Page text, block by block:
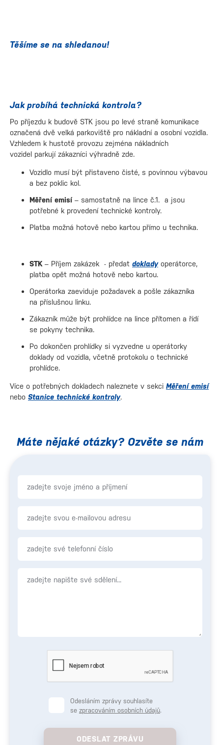
Těšíme se na shledanou!
Jak probíhá technická kontrola?
Po příjezdu k budově STK jsou po levé straně komunikace
označená dvě velká parkoviště pro nákladní a osobní vozidla.
Vzhledem k hustotě provozu zejména nákladních
vozidel parkují zákazníci výhradně zde.
Vozidlo musí být přistaveno čisté, s povinnou výbavou
a bez poklic kol.
Měření emisí– samostatně na lince č.1. a jsou
potřebné k provedení technické kontroly.
Platba možná hotově nebo kartou přímo u technika.
STK – Příjem zakázek - předat dokladyoperátorce,
platba opět možná hotově nebo kartou.
Operátorka zaeviduje požadavek a pošle zákazníka
na příslušnou linku.
Zákazník může být prohlídce na lince přítomen a řídí
se pokyny technika.
Po dokončen prohlídky si vyzvedne u operátorky
doklady od vozidla, včetně protokolu o technické
prohlídce.
Více o potřebných dokladech naleznete v sekci Měření emisí
nebo Stanice technické kontroly.
Máte nějaké otázky? Ozvěte se nám
Odesláním zprávy souhlasíte
se zpracováním osobních údajů.
ODESLAT ZPRÁVU